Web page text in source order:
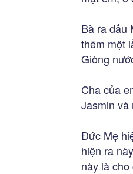
Bà ra dấu
thêm một
Giòng
Cha của
Jasmin và
Đức Mẹ
hiện ra
này là